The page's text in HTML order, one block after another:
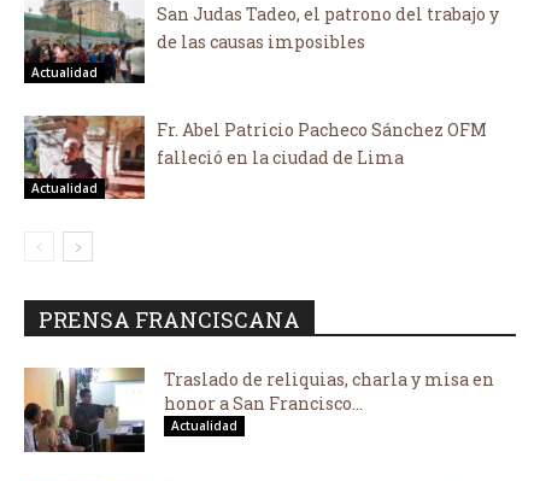
Actualidad
San Judas Tadeo, el patrono del trabajo y
de las causas imposibles
Actualidad
Fr. Abel Patricio Pacheco Sánchez OFM
falleció en la ciudad de Lima
PRENSA FRANCISCANA
Traslado de reliquias, charla y misa en
honor a San Francisco...
Actualidad